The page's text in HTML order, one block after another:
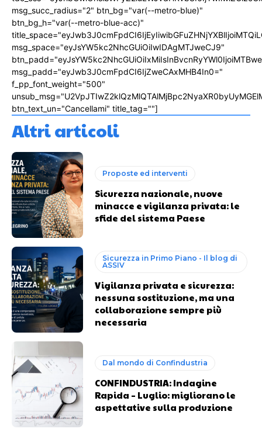
msg_succ_radius="2" btn_bg="var(--metro-blue)"
btn_bg_h="var(--metro-blue-acc)"
msg_space="eyJsYW5kc2NhcGUiOiIwIDAgMTJweCJ9"
msg_padd="eyJwb3J0cmFpdCI6IjZweCAxMHB4In0="
f_pp_font_weight="500"
btn_text_un="Cancellami" title_tag=""]
Altri articoli
Proposte ed interventi
Sicurezza nazionale, nuove
minacce e vigilanza privata: le
sfide del sistema Paese
Sicurezza in Primo Piano - Il blog di
ASSIV
Vigilanza privata e sicurezza:
nessuna sostituzione, ma una
collaborazione sempre più
necessaria
Dal mondo di Confindustria
CONFINDUSTRIA: Indagine
Rapida – Luglio: migliorano le
aspettative sulla produzione